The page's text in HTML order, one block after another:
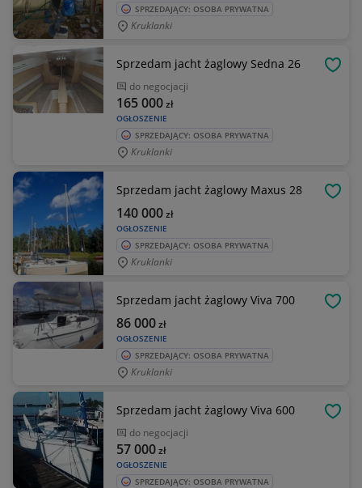
SPRZEDAJĄCY: OSOBA PRYWATNA
Kruklanki
Sprzedam jacht żaglowy Sedna 26
do negocjacji
OGŁOSZENIE
165 000zł
SPRZEDAJĄCY: OSOBA PRYWATNA
Kruklanki
Sprzedam jacht żaglowy Maxus 28
OGŁOSZENIE
140 000zł
SPRZEDAJĄCY: OSOBA PRYWATNA
Kruklanki
Sprzedam jacht żaglowy Viva 700
OGŁOSZENIE
86 000zł
SPRZEDAJĄCY: OSOBA PRYWATNA
Kruklanki
Sprzedam jacht żaglowy Viva 600
do negocjacji
OGŁOSZENIE
57 000zł
SPRZEDAJĄCY: OSOBA PRYWATNA